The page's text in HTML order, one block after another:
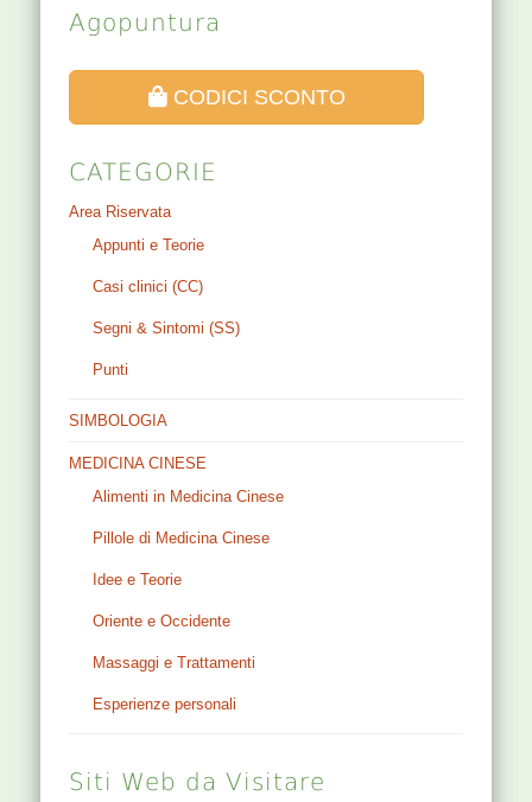
Agopuntura
CODICI SCONTO
CATEGORIE
Area Riservata
Appunti e Teorie
Casi clinici (CC)
Segni & Sintomi (SS)
Punti
SIMBOLOGIA
MEDICINA CINESE
Alimenti in Medicina Cinese
Pillole di Medicina Cinese
Idee e Teorie
Oriente e Occidente
Massaggi e Trattamenti
Esperienze personali
Siti Web da Visitare